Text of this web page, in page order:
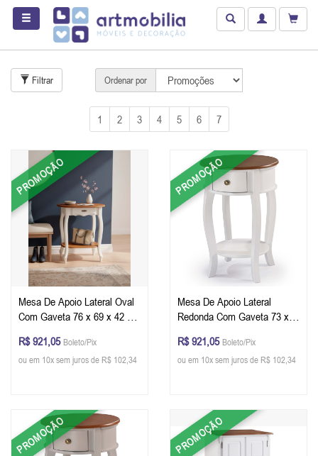
Filtrar Ordenar por
1 2 3 4 5 6 7
PROMOÇÃO
Mesa De Apoio Lateral Oval
Com Gaveta 76 x 69 x 42 cm
Glazer
R$ 921,05 Boleto/Pix
ou em 10x sem juros de R$ 102,34
PROMOÇÃO
Mesa De Apoio Lateral
Redonda Com Gaveta 73 x
Branco Imbuia Glazer
R$ 921,05 Boleto/Pix
ou em 10x sem juros de R$ 102,34
PROMOÇÃO PROMOÇÃO